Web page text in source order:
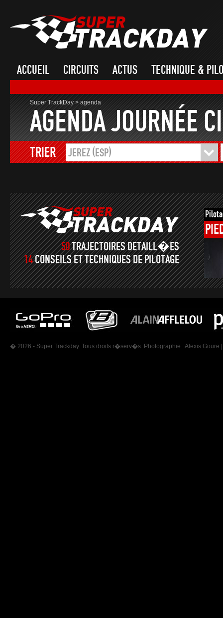
ACCUEIL CIRCUITS ACTUS TECHNIQUE &
Super TrackDay>agenda
AGENDA JOURNÉE
TRIER JEREZ (ESP)
50TRAJECTOIRES DETAILL�ES
14CONSEILS ET TECHNIQUES DE PILOTAGE
� 2026 - Super Trackday. Tous droits r�serv�s. Photographie : Alexis Goure